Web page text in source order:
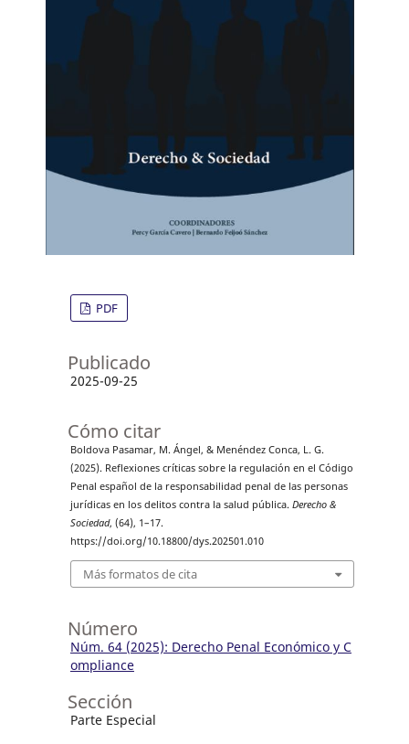
PDF
Publicado
2025-09-25
Cómo citar
Boldova Pasamar, M. Ángel, & Menéndez Conca, L. G.
(2025). Reflexiones críticas sobre la regulación en el Código
Penal español de la responsabilidad penal de las personas
jurídicas en los delitos contra la salud pública. Derecho &
Sociedad, (64), 1–17.
https://doi.org/10.18800/dys.202501.010
Más formatos de cita
Número
Núm. 64 (2025): Derecho Penal Económico y C
ompliance
Sección
Parte Especial